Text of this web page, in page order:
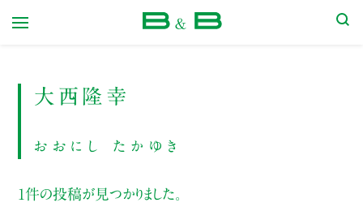
大西隆幸
おおにし たかゆき
1件の投稿が見つかりました。